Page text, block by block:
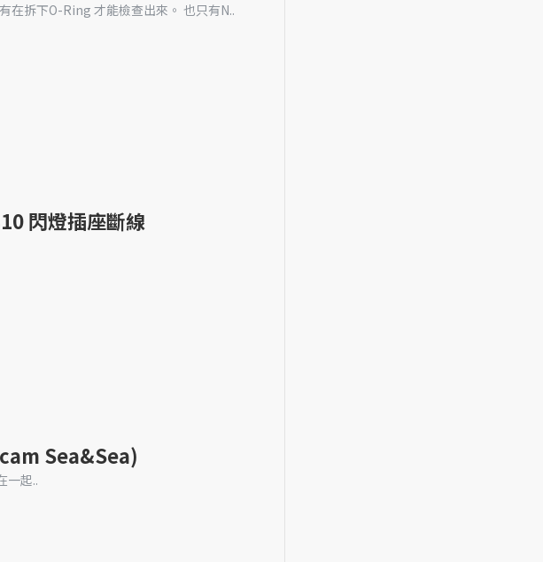
在拆下O-Ring 才能檢查出來。 也只有N..
閃燈插座斷線
Sea&Sea)
一起..